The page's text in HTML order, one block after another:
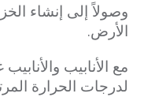
وصولاً إلى إنشاء
الأرض.
مع الأنابيب
لدرجات الحرارة